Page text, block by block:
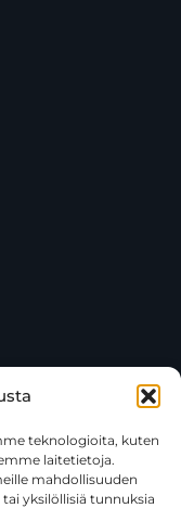
teknologioita, kuten
laitetietoja.
mahdollisuuden
yksilöllisiä tunnuksia